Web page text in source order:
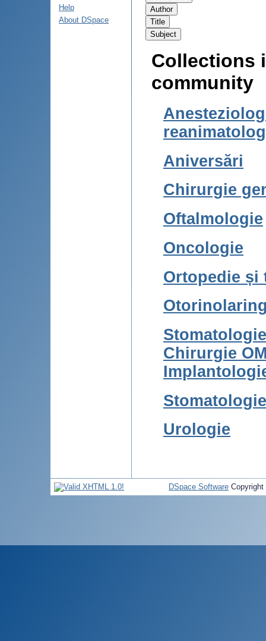
Help
About DSpace
Collections
community
Aniversări
Chirurgie
Oftalmologie
Oncologie
Ortopedie și
Chirurgie
Urologie
DSpace Software